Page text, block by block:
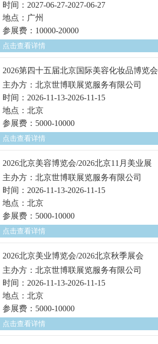
时间：2027-06-27-2027-06-27
地点：广州
参展费：10000-20000
点击查看详情
2026第四十五届北京国际美容化妆品博览会
主办方：北京世博联展览服务有限公司
时间：2026-11-13-2026-11-15
地点：北京
参展费：5000-10000
点击查看详情
2026北京美容博览会/2026北京11月美业展
主办方：北京世博联展览服务有限公司
时间：2026-11-13-2026-11-15
地点：北京
参展费：5000-10000
点击查看详情
2026北京美业博览会/2026北京秋季展会
主办方：北京世博联展览服务有限公司
时间：2026-11-13-2026-11-15
地点：北京
参展费：5000-10000
点击查看详情